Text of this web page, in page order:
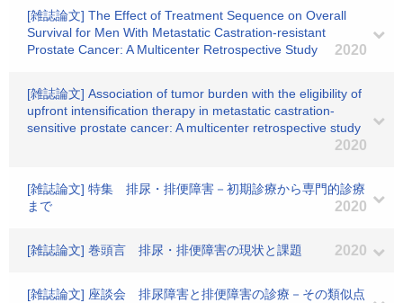
[雑誌論文] The Effect of Treatment Sequence on Overall
Survival for Men With Metastatic Castration-resistant
Prostate Cancer: A Multicenter Retrospective Study
2020
[雑誌論文] Association of tumor burden with the eligibility of
upfront intensification therapy in metastatic castration‐
sensitive prostate cancer: A multicenter retrospective study
2020
[雑誌論文] 特集 排尿・排便障害－初期診療から専門的診療
まで
2020
[雑誌論文] 巻頭言 排尿・排便障害の現状と課題 2020
[雑誌論文] 座談会 排尿障害と排便障害の診療－その類似点